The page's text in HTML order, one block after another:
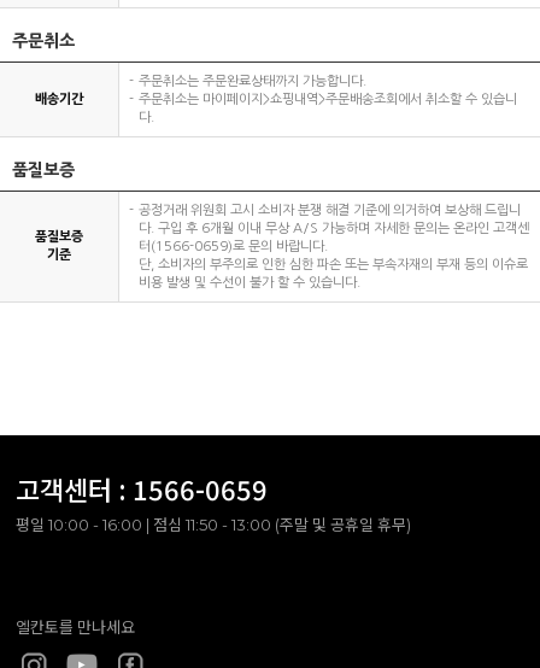
주문취소
배송기간
주문취소는 주문완료상태까지 가능합니다.
주문취소는 마이페이지>쇼핑내역>주문배송조회에서 취소할 수 있습니
다.
품질보증
품질보증
기준
공정거래 위원회 고시 소비자 분쟁 해결 기준에 의거하여 보상해 드립니
다. 구입 후 6개월 이내 무상 A/S 가능하며 자세한 문의는 온라인 고객센
터(1566-0659)로 문의 바랍니다.
단, 소비자의 부주의로 인한 심한 파손 또는 부속자재의 부재 등의 이슈로
비용 발생 및 수선이 불가 할 수 있습니다.
고객센터 : 1566-0659
평일 10:00 - 16:00 | 점심 11:50 - 13:00 (주말 및 공휴일 휴무)
엘칸토를 만나세요